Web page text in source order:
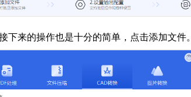
下来的操作也是十分的简单，点击添加文件。